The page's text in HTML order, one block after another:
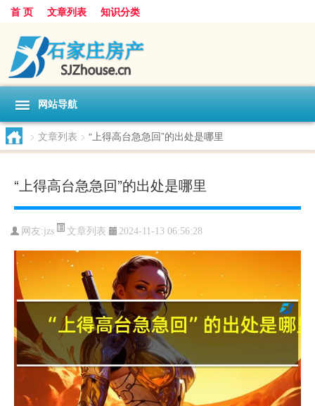
首 页 文章列表 知识分类
网站导航
> 文章列表 > “上得高台急急回”的出处是哪里
“上得高台急急回”的出处是哪里
网友:jzs 文章列表 2024-11-13 06:56:28